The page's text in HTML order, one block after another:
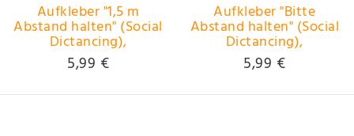
Aufkleber "1,5 m
Abstand halten" (Social
Dictancing),
Fußbodenaufkleber
rutschhemmend, Ø 275
5,99 €
Aufkleber "Bitte
Abstand halten" (Social
Dictancing),
Fußbodenaufkleber
rutschhemmend, 950 x
5,99 €